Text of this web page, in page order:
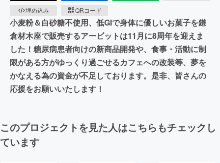
埋め込み
QRコード
小麦粉＆白砂糖不使用、低GIで身体に優しいお菓子を鎌
倉材木座で販売するアービットは11月に8周年を迎えま
した！糖尿病患者向けの新商品開発や、食事・活動に制
限がある方がゆっくり過ごせるカフェへの改装等、夢を
かなえる為の資金が不足しております。是非、皆さんの
応援をお願いいたします！
このプロジェクトを見た人はこちらもチェックし
ています